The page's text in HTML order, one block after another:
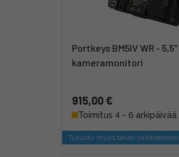
Portkeys BM5IV WR - 5,5"
kameramonitori
915,00 €
Toimitus 4 - 6 arkipäivää
Tutustu myös tähän vaihtoehtoon